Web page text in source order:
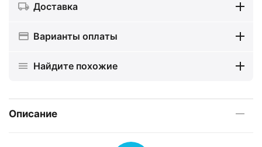
Доставка
Варианты оплаты
Найдите похожие
Описание